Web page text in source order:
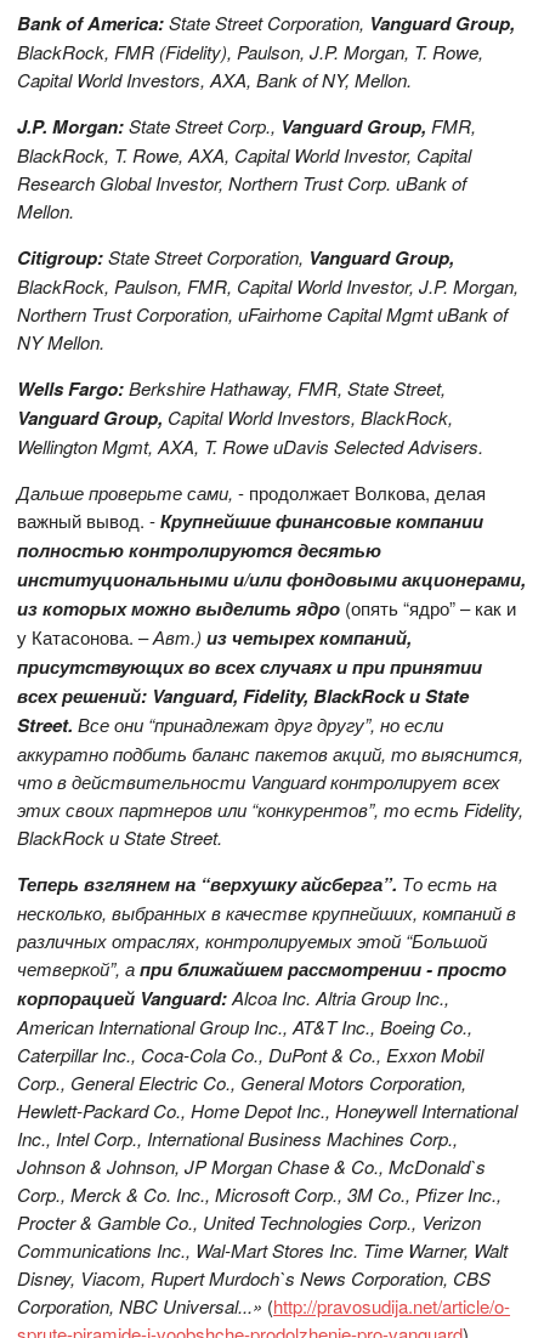
Bank of America:State Street Corporation, Vanguard Group,
BlackRock, FMR (Fidelity), Paulson, J.P. Morgan, T. Rowe,
Capital World Investors, AXA, Bank of NY, Mellon.
J.P. Morgan:State Street Corp., Vanguard Group, FMR,
BlackRock, T. Rowe, AXA, Capital World Investor, Capital
Research Global Investor, Northern Trust Corp.иBank of
Mellon.
Citigroup:State Street Corporation, Vanguard Group,
BlackRock, Paulson, FMR, Capital World Investor, J.P. Morgan,
Northern Trust Corporation,иFairhome Capital MgmtиBank of
NY Mellon.
Wells Fargo:Berkshire Hathaway, FMR, State Street,
Vanguard Group, Capital World Investors, BlackRock,
Wellington Mgmt, AXA, T. RoweиDavis Selected Advisers.
Дальше проверьте сами,- продолжает Волкова, делая
важный вывод. -Крупнейшие финансовые компании
полностью контролируются десятью
институциональными и/или фондовыми акционерами,
из которых можно выделить ядро (опять “ядро” – как и
у Катасонова. –Авт.) из четырех компаний,
присутствующих во всех случаях и при принятии
всех решений: Vanguard, Fidelity, BlackRock и State
Street. Все они “принадлежат друг другу”, но если
аккуратно подбить баланс пакетов акций, то выяснится,
что в действительности Vanguard контролирует всех
этих своих партнеров или “конкурентов”, то есть Fidelity,
BlackRock и State Street.
Теперь взглянем на “верхушку айсберга”. То есть на
несколько, выбранных в качестве крупнейших, компаний в
различных отраслях, контролируемых этой “Большой
четверкой”, апри ближайшем рассмотрении - просто
корпорацией Vanguard:Alcoa Inc.Altria Group Inc.,
American International Group Inc., AT&T Inc., Boeing Co.,
Caterpillar Inc., Coca-Cola Co., DuPont & Co., Exxon Mobil
Corp., General Electric Co., General Motors Corporation,
Hewlett-Packard Co., Home Depot Inc., Honeywell International
Inc., Intel Corp., International Business Machines Corp.,
Johnson & Johnson, JP Morgan Chase & Co., McDonald`s
Corp., Merck & Co. Inc., Microsoft Corp., 3M Co., Pfizer Inc.,
Procter & Gamble Co., United Technologies Corp., Verizon
Communications Inc., Wal-Mart Stores Inc. Time Warner, Walt
Disney, Viacom, Rupert Murdoch`s News Corporation, CBS
Corporation, NBC Universal...» (http://pravosudija.net/article/o-